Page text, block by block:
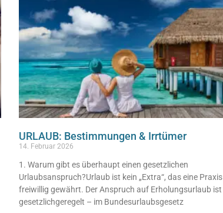
URLAUB: Bestimmungen & Irrtümer
14. Februar 2026
1. Warum gibt es überhaupt einen gesetzlichen
Urlaubsanspruch?Urlaub ist kein „Extra“, das eine Praxis
freiwillig gewährt. Der Anspruch auf Erholungsurlaub ist
gesetzlichgeregelt – im Bundesurlaubsgesetz